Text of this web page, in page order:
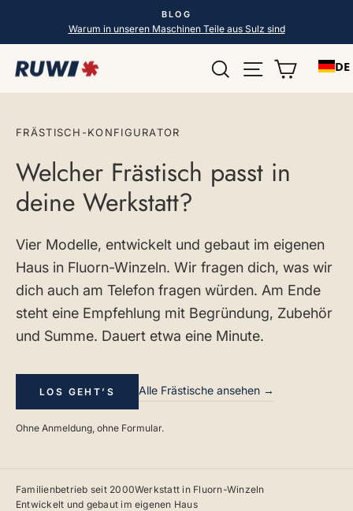
Inhalt
Pause
Diashow
BLOG
Warum in unseren Maschinen Teile aus Sulz sind
Suche DE
FRÄSTISCH-KONFIGURATOR
Welcher Frästisch passt in
deine Werkstatt?
Vier Modelle, entwickelt und gebaut im eigenen
Haus in Fluorn-Winzeln. Wir fragen dich, was wir
dich auch am Telefon fragen würden. Am Ende
steht eine Empfehlung mit Begründung, Zubehör
und Summe. Dauert etwa eine Minute.
LOS GEHT’S Alle Frästische ansehen →
Ohne Anmeldung, ohne Formular.
Familienbetrieb seit 2000Werkstatt in Fluorn-Winzeln
Entwickelt und gebaut im eigenen Haus